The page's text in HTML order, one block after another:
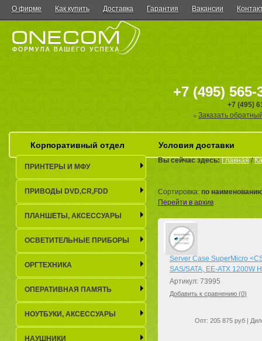
О фирме Как купить Доставка Гарантия Вакансии
+7 (495) 565-
+7 (495)
Заказать
Корпоративный отдел Условия доставки
Вы сейчас здесь:Главная/
Сортировка: по
Перейти в архив
Server Case SuperMicro
SAS/SATA, EE-ATX 1200W
Артикул: 73995
Добавить к сравнению (0)
Опт: 205 875 руб |
ПРИНТЕРЫ И МФУ
ПРИВОДЫ DVD,CR,FDD
ПЛАНШЕТЫ, АКСЕСCУАРЫ
ОСВЕТИТЕЛЬНЫЕ ПРИБОРЫ
ОРГТЕХНИКА
ОПЕРАТИВНАЯ ПАМЯТЬ
НОУТБУКИ, АКСЕСCУАРЫ
НАУШНИКИ